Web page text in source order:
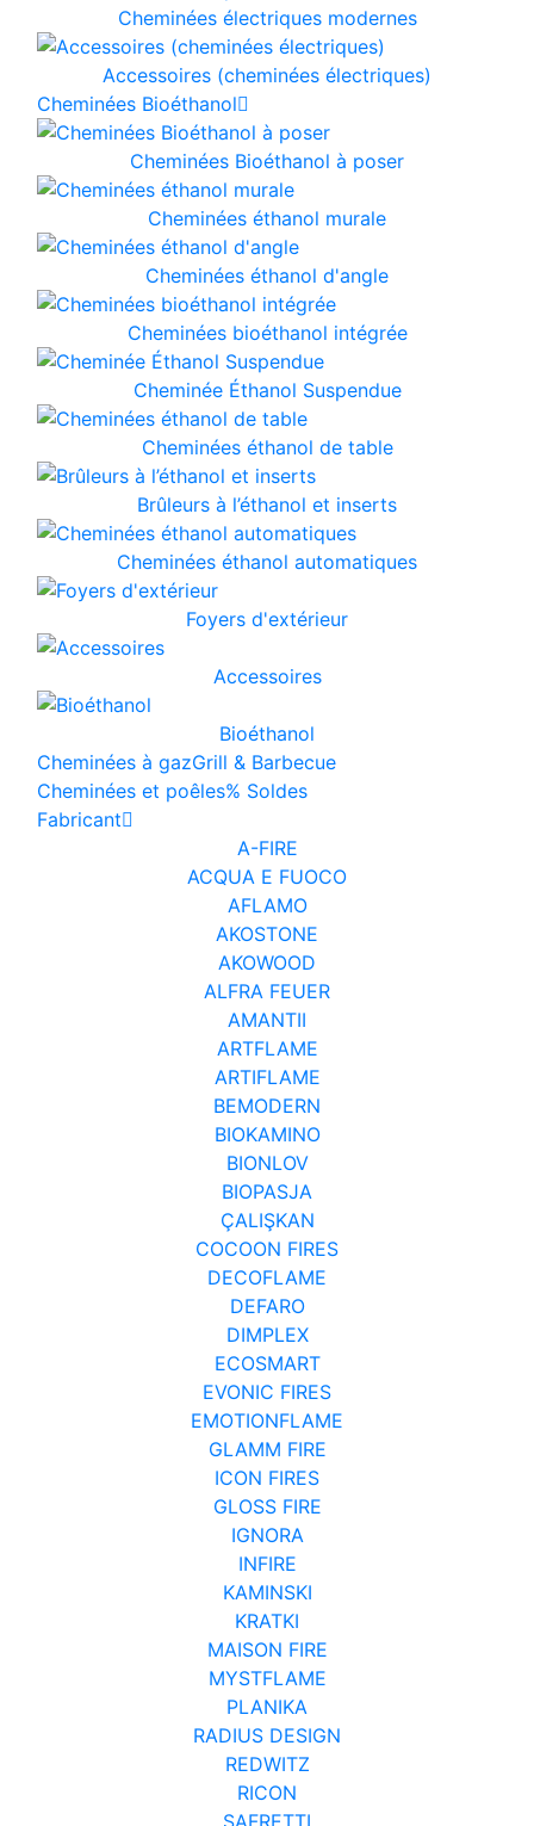
Cheminées électriques modernes
Accessoires (cheminées électriques)
Cheminées Bioéthanol
Cheminées Bioéthanol à poser
Cheminées éthanol murale
Cheminées éthanol d'angle
Cheminées bioéthanol intégrée
Cheminée Éthanol Suspendue
Cheminées éthanol de table
Brûleurs à l’éthanol et inserts
Cheminées éthanol automatiques
Foyers d'extérieur
Accessoires
Bioéthanol
Cheminées à gazGrill & Barbecue
Cheminées et poêles% Soldes
Fabricant
A-FIRE
ACQUA E FUOCO
AFLAMO
AKOSTONE
AKOWOOD
ALFRA FEUER
AMANTII
ARTFLAME
ARTIFLAME
BEMODERN
BIOKAMINO
BIONLOV
BIOPASJA
ÇALIŞKAN
COCOON FIRES
DECOFLAME
DEFARO
DIMPLEX
ECOSMART
EVONIC FIRES
EMOTIONFLAME
GLAMM FIRE
ICON FIRES
GLOSS FIRE
IGNORA
INFIRE
KAMINSKI
KRATKI
MAISON FIRE
MYSTFLAME
PLANIKA
RADIUS DESIGN
REDWITZ
RICON
SAFRETTI